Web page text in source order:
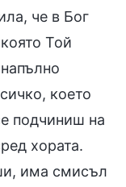
че в Бог
Той
което
подчиниш на
хората.
има смисъл